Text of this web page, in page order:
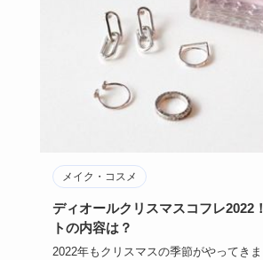
メイク・コスメ
ディオールクリスマスコフレ2022
トの内容は？
2022年もクリスマスの季節がやってき